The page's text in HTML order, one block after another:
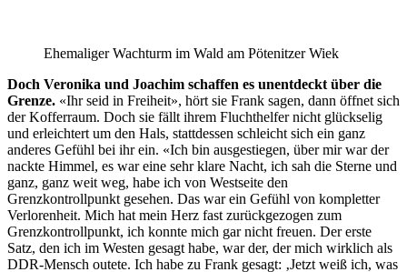
Ehemaliger Wachturm im Wald am Pötenitzer Wiek
Doch Veronika und Joachim schaffen es unentdeckt über die
Grenze. «Ihr seid in Freiheit», hört sie Frank sagen, dann öffnet sich
der Kofferraum. Doch sie fällt ihrem Fluchthelfer nicht glückselig
und erleichtert um den Hals, stattdessen schleicht sich ein ganz
anderes Gefühl bei ihr ein. «Ich bin ausgestiegen, über mir war der
nackte Himmel, es war eine sehr klare Nacht, ich sah die Sterne und
ganz, ganz weit weg, habe ich von Westseite den
Grenzkontrollpunkt gesehen. Das war ein Gefühl von kompletter
Verlorenheit. Mich hat mein Herz fast zurückgezogen zum
Grenzkontrollpunkt, ich konnte mich gar nicht freuen. Der erste
Satz, den ich im Westen gesagt habe, war der, der mich wirklich als
DDR-Mensch outete. Ich habe zu Frank gesagt: ‚Jetzt weiß ich, was